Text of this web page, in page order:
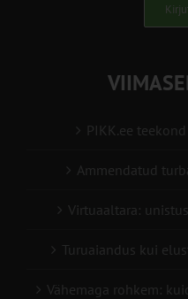
PIKK.ee
Ammendatud
Virtuaaltara:
Turuaiandus kui
Vähemaga rohkem: